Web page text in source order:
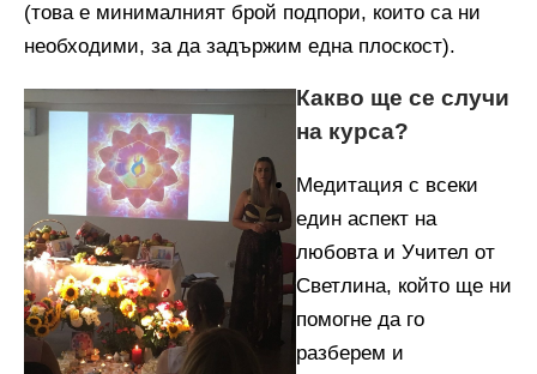
(това е минималният брой подпори, които са ни
необходими, за да задържим една плоскост).
Какво ще се случи
на курса?
Медитация с всеки
един аспект на
любовта и Учител от
Светлина, който ще ни
помогне да го
разберем и